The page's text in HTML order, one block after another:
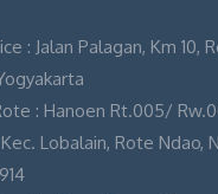
: Jalan Palagan, Km 10,
: Hanoen Rt.005/
Lobalain, Rote Ndao,